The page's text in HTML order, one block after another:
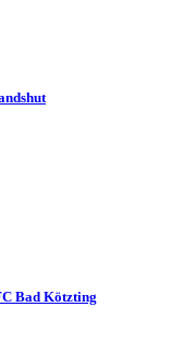
Bad Kötzting